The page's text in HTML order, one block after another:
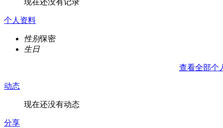
个人资料
性别保密
生日
查看全部个
动态
现在还没有动态
分享